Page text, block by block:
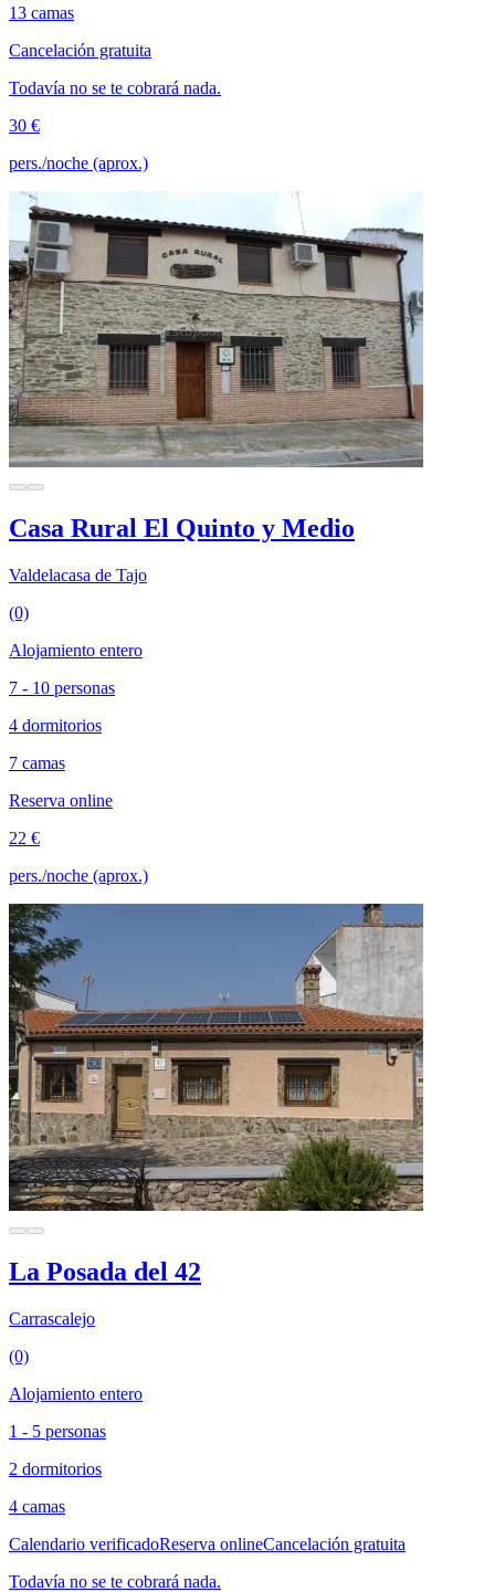
13 camas
Cancelación gratuita
Todavía no se te cobrará nada.
30 €
pers./noche (aprox.)
Casa Rural El Quinto y Medio
Valdelacasa de Tajo
(0)
Alojamiento entero
7 - 10 personas
4 dormitorios
7 camas
Reserva online
22 €
pers./noche (aprox.)
La Posada del 42
Carrascalejo
(0)
Alojamiento entero
1 - 5 personas
2 dormitorios
4 camas
Calendario verificadoReserva onlineCancelación gratuita
Todavía no se te cobrará nada.